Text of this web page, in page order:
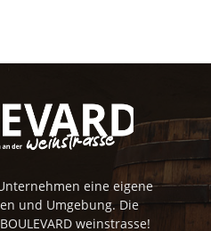
eine eigene
und Umgebung. Die
weinstrasse!